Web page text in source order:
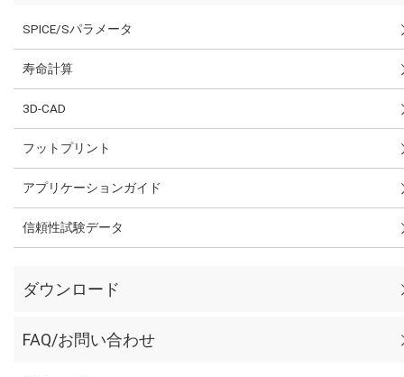
SPICE/Sパラメータ
寿命計算
3D-CAD
フットプリント
アプリケーションガイド
信頼性試験データ
ダウンロード
FAQ/お問い合わせ